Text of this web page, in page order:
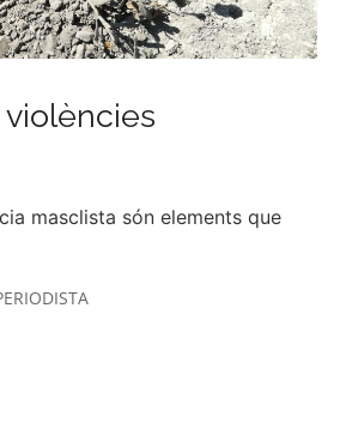
violències
masclista són elements que